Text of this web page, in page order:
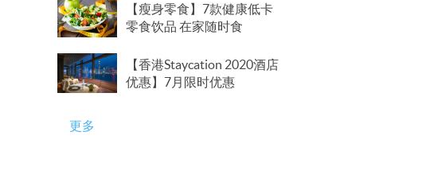
【瘦身零食】7款健康低卡
零食饮品 在家随时食
【香港Staycation 2020酒店
优惠】7月限时优惠
更多